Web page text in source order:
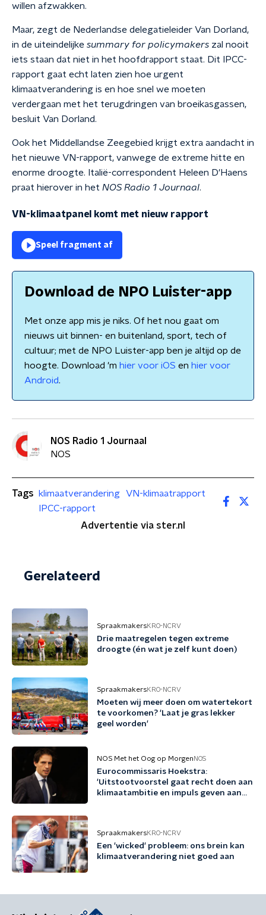
willen afzwakken.
Maar, zegt de Nederlandse delegatieleider Van Dorland,
in de uiteindelijke summary for policymakers zal nooit
iets staan dat niet in het hoofdrapport staat. Dit IPCC-
rapport gaat echt laten zien hoe urgent
klimaatverandering is en hoe snel we moeten
verdergaan met het terugdringen van broeikasgassen,
besluit Van Dorland.
Ook het Middellandse Zeegebied krijgt extra aandacht in
het nieuwe VN-rapport, vanwege de extreme hitte en
enorme droogte. Italië-correspondent Heleen D'Haens
praat hierover in het NOS Radio 1 Journaal.
VN-klimaatpanel komt met nieuw rapport
Speel fragment af
Download de NPO Luister-app
Met onze app mis je niks. Of het nou gaat om
nieuws uit binnen- en buitenland, sport, tech of
cultuur; met de NPO Luister-app ben je altijd op de
hoogte. Download 'm hier voor iOS en hier voor
Android.
NOS Radio 1 Journaal
NOS
Tags klimaatverandering
VN-klimaatrapport
IPCC-rapport
Advertentie via ster.nl
Gerelateerd
SpraakmakersKRO-NCRV
Drie maatregelen tegen extreme
droogte (én wat je zelf kunt doen)
SpraakmakersKRO-NCRV
Moeten wij meer doen om watertekort
te voorkomen? 'Laat je gras lekker
geel worden'
NOS Met het Oog op Morgen NOS
Eurocommissaris Hoekstra:
'Uitstootvoorstel gaat recht doen aan
klimaatambitie en impuls geven aan
SpraakmakersKRO-NCRV
Een 'wicked' probleem: ons brein kan
klimaatverandering niet goed aan